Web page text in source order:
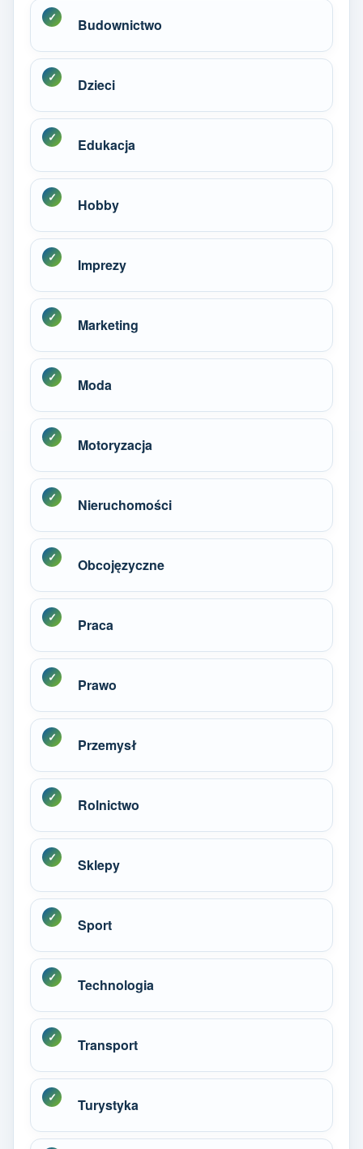
Budownictwo
Dzieci
Edukacja
Hobby
Imprezy
Marketing
Moda
Motoryzacja
Nieruchomości
Obcojęzyczne
Praca
Prawo
Przemysł
Rolnictwo
Sklepy
Sport
Technologia
Transport
Turystyka